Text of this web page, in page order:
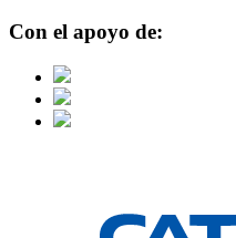
Con el apoyo de: